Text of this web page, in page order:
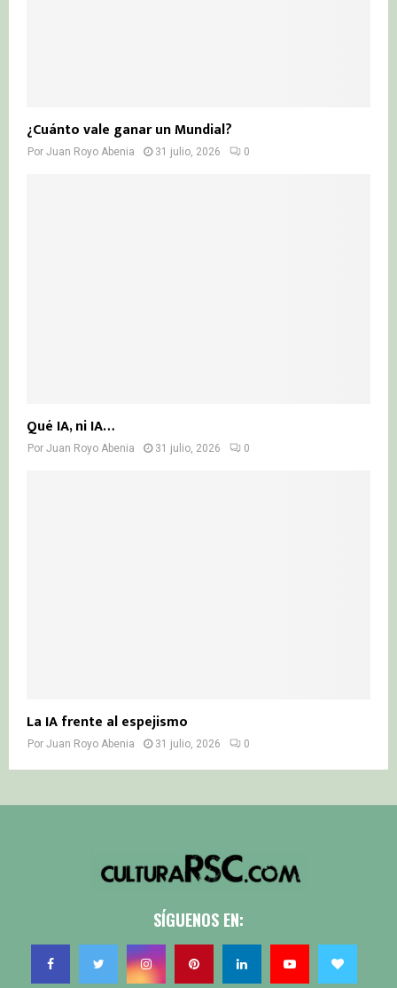
¿Cuánto vale ganar un Mundial?
Por Juan Royo Abenia 31 julio, 2026 0
Qué IA, ni IA…
Por Juan Royo Abenia 31 julio, 2026 0
La IA frente al espejismo
Por Juan Royo Abenia 31 julio, 2026 0
SÍGUENOS EN: